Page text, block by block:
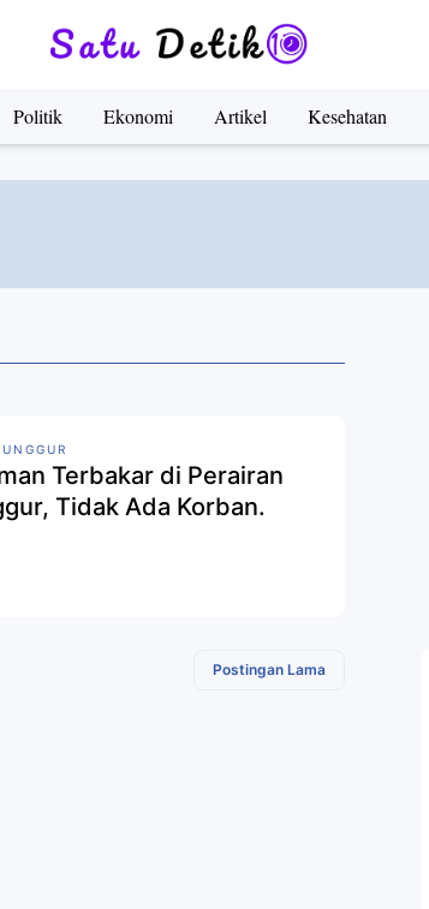
Politik Ekonomi Artikel Kesehatan
Terbakar di Perairan
Tidak Ada Korban.
Postingan Lama